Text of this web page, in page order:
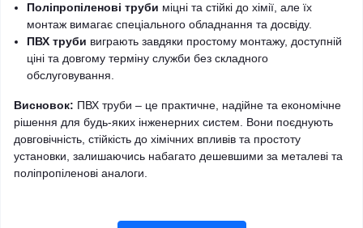
Поліпропіленові труби міцні та стійкі до хімії, але їх
монтаж вимагає спеціального обладнання та досвіду.
ПВХ труби виграють завдяки простому монтажу, доступній
ціні та довгому терміну служби без складного
обслуговування.
Висновок: ПВХ труби – це практичне, надійне та економічне
рішення для будь-яких інженерних систем. Вони поєднують
довговічність, стійкість до хімічних впливів та простоту
установки, залишаючись набагато дешевшими за металеві та
поліпропіленові аналоги.